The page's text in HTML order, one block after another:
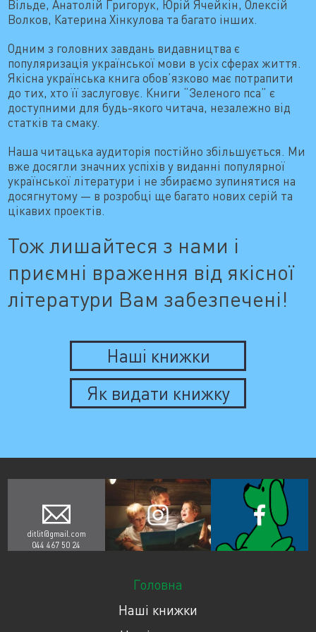
Вільде, Анатолій Григорук, Юрій Ячейкін, Олексій
Волков, Катерина Хінкулова та багато інших.
Одним з головних завдань видавництва є
популяризація української мови в усіх сферах життя.
Якісна українська книга обов’язково має потрапити
до тих, хто її заслуговує. Книги “Зеленого пса” є
доступними для будь-якого читача, незалежно від
статків та смаку.
Наша читацька аудиторія постійно збільшується. Ми
вже досягли значних успіхів у виданні популярної
української літератури і не збираємо зупинятися на
досягнутому — в розробці ще багато нових серій та
цікавих проектів.
Тож лишайтеся з нами і
приємні враження від якісної
літератури Вам забезпечені!
Наші книжки
Як видати книжку
ditlit@gmail.com
044 467 50 24
Головна
Наші книжки